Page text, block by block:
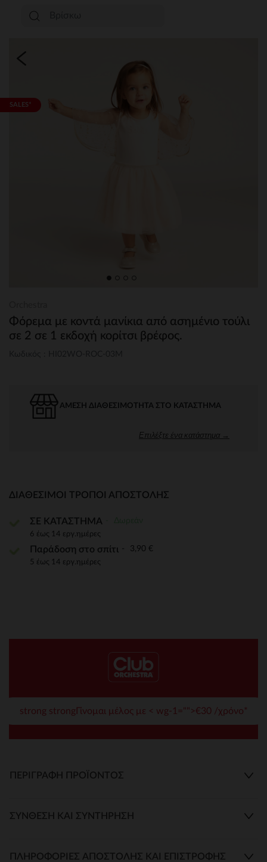
SALES*
Φόρεμα με κοντά μανίκια από ασημένιο τούλι
σε 2 σε 1 εκδοχή κορίτσι βρέφος.
ΆΜΕΣΗ ΔΙΑΘΕΣΙΜΌΤΗΤΑ ΣΤΟ ΚΑΤΆΣΤΗΜΑ
Επιλέξτε ένα κατάστημα →
ΔΙΑΘΈΣΙΜΟΙ ΤΡΌΠΟΙ ΑΠΟΣΤΟΛΉΣ
ΣΕ ΚΑΤΑΣΤΗΜΑ
6 έως 14 εργ.ημέρες
Παράδοση στο σπίτι 3,90 €
5 έως 14 εργ.ημέρες
strong strongΓίνομαι μέλος με < wg-1="">€30 /χρόνο*
ΠΕΡΙΓΡΑΦΉ ΠΡΟΪΌΝΤΟΣ
ΣΎΝΘΕΣΗ ΚΑΙ ΣΥΝΤΉΡΗΣΗ
ΠΛΗΡΟΦΟΡΊΕΣ ΑΠΟΣΤΟΛΉΣ ΚΑΙ ΕΠΙΣΤΡΟΦΉΣ